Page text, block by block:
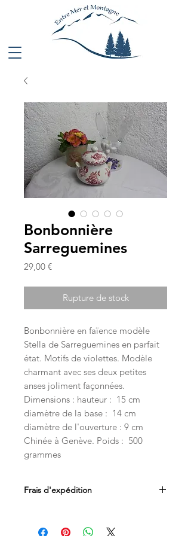
Bonbonnière
Sarreguemines
29,00 €Prix
Rupture de stock
Bonbonnière en faïence modèle
Stella de Sarreguemines en parfait
état. Motifs de violettes. Modèle
charmant avec ses deux petites
anses joliment façonnées.
Dimensions : hauteur : 15 cm
diamètre de la base : 14 cm
diamètre de l'ouverture : 9 cm
Chinée à Genève. Poids : 500
grammes
Frais d'expédition
le prix. Livraison par Mondial Relay en